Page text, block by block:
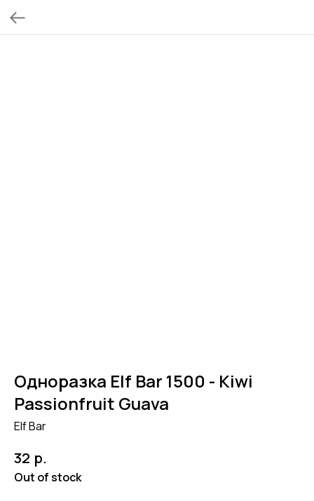
Одноразка Elf Bar 1500 - Kiwi
Passionfruit Guava
Elf Bar
32 р.
Out of stock